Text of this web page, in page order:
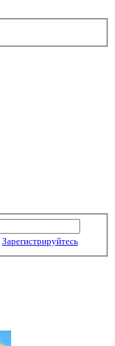
Зарегистрируйтесь